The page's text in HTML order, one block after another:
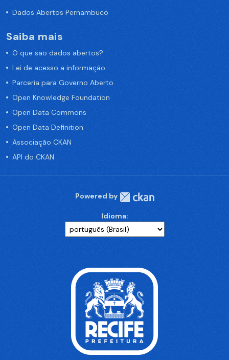
Dados Abertos Pernambuco
Saiba mais
O que são dados abertos?
Lei de acesso a informação
Parceria para Governo Aberto
Open Knowledge Foundation
Open Data Commons
Open Data Definition
Associação CKAN
API do CKAN
Powered by
Idioma